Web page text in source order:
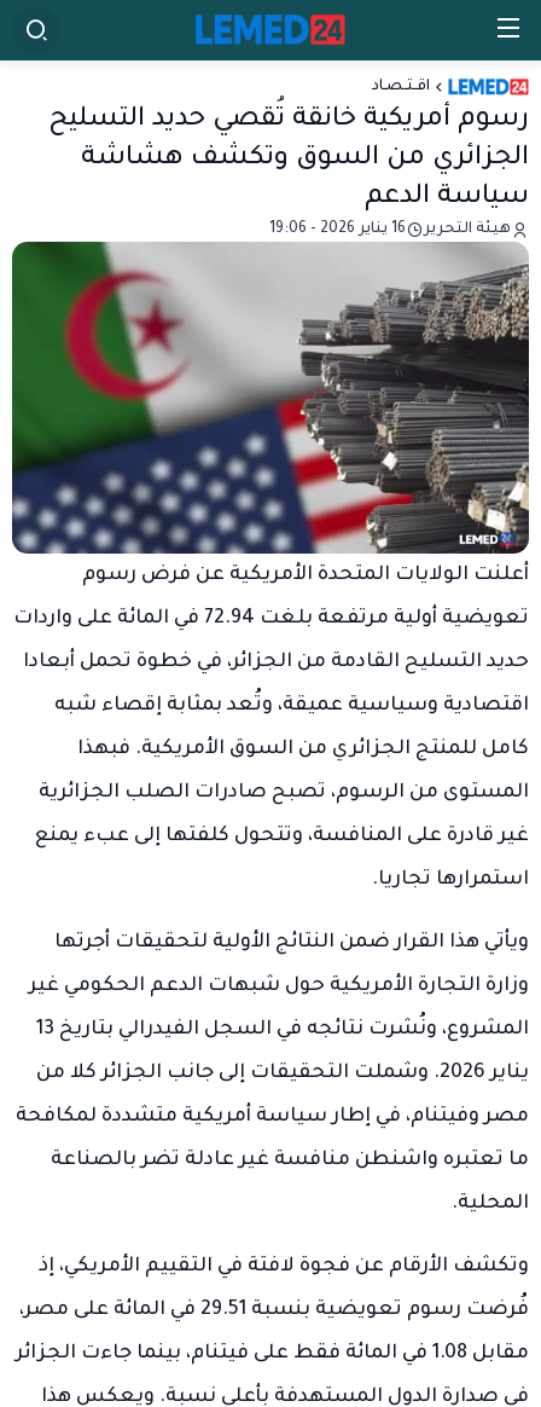
اقـتـصـاد
رسوم أمريكية خانقة تُقصي حديد التسليح
الجزائري من السوق وتكشف هشاشة
سياسة الدعم
هيئة التحرير 16 يناير 2026 - 19:06
أعلنت الولايات المتحدة الأمريكية عن فرض رسوم
تعويضية أولية مرتفعة بلغت 72.94 في المائة على واردات
حديد التسليح القادمة من الجزائر، في خطوة تحمل أبعادا
اقتصادية وسياسية عميقة، وتُعد بمثابة إقصاء شبه
كامل للمنتج الجزائري من السوق الأمريكية. فبهذا
المستوى من الرسوم، تصبح صادرات الصلب الجزائرية
غير قادرة على المنافسة، وتتحول كلفتها إلى عبء يمنع
استمرارها تجاريا.
ويأتي هذا القرار ضمن النتائج الأولية لتحقيقات أجرتها
وزارة التجارة الأمريكية حول شبهات الدعم الحكومي غير
المشروع، ونُشرت نتائجه في السجل الفيدرالي بتاريخ 13
يناير 2026. وشملت التحقيقات إلى جانب الجزائر كلا من
مصر وفيتنام، في إطار سياسة أمريكية متشددة لمكافحة
ما تعتبره واشنطن منافسة غير عادلة تضر بالصناعة
المحلية.
وتكشف الأرقام عن فجوة لافتة في التقييم الأمريكي، إذ
فُرضت رسوم تعويضية بنسبة 29.51 في المائة على مصر،
مقابل 1.08 في المائة فقط على فيتنام، بينما جاءت الجزائر
في صدارة الدول المستهدفة بأعلى نسبة. ويعكس هذا